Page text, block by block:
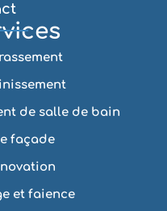
de salle de bain
façade
et faience